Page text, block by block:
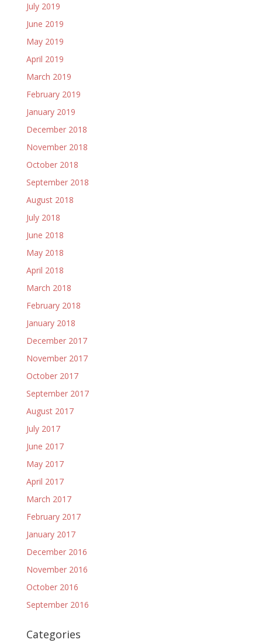
July 2019
June 2019
May 2019
April 2019
March 2019
February 2019
January 2019
December 2018
November 2018
October 2018
September 2018
August 2018
July 2018
June 2018
May 2018
April 2018
March 2018
February 2018
January 2018
December 2017
November 2017
October 2017
September 2017
August 2017
July 2017
June 2017
May 2017
April 2017
March 2017
February 2017
January 2017
December 2016
November 2016
October 2016
September 2016
Categories